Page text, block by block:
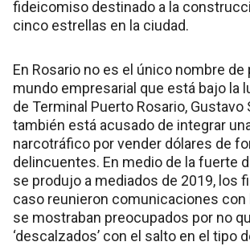
fideicomiso destinado a la
cinco estrellas en la ciudad.
En Rosario no es el único nombre de
mundo empresarial que está bajo la
de Terminal Puerto Rosario, Gustavo
también está acusado de integrar
narcotráfico por vender dólares de
delincuentes. En medio de la fuerte
se produjo a mediados de 2019, los
caso reunieron comunicaciones con
se mostraban preocupados por no
‘descalzados’ con el salto en el tipo